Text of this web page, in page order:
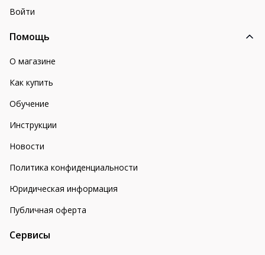
Войти
Помощь
О магазине
Как купить
Обучение
Инструкции
Новости
Политика конфиденциальности
Юридическая информация
Публичная оферта
Сервисы